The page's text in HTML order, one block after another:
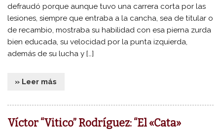
defraudó porque aunque tuvo una carrera corta por las
lesiones, siempre que entraba a la cancha, sea de titular o
de recambio, mostraba su habilidad con esa pierna zurda
bien educada, su velocidad por la punta izquierda,
además de su lucha y […]
» Leer más
Víctor “Vitico” Rodríguez: “El «Cata»